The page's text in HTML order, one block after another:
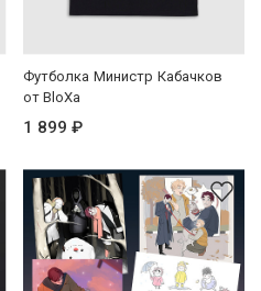
Футболка Министр Кабачков
от BloXa
1 899 ₽